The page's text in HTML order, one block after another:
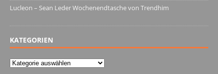
Lucleon – Sean Leder Wochenendtasche von Trendhim
KATEGORIEN
Kategorien